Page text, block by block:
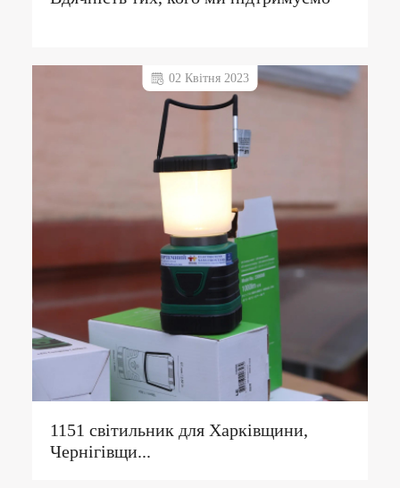
1151 світильник для Харківщини,
Чернігівщи...
02 Квітня 2023